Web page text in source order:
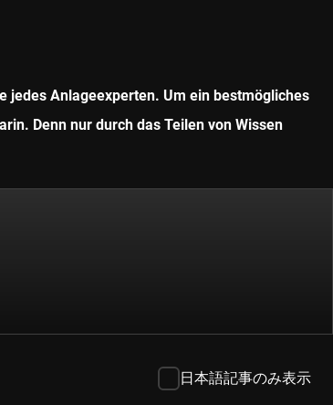
jedes Anlageexperten. Um ein bestmögliches
Denn nur durch das Teilen von Wissen
日本語記事のみ表示